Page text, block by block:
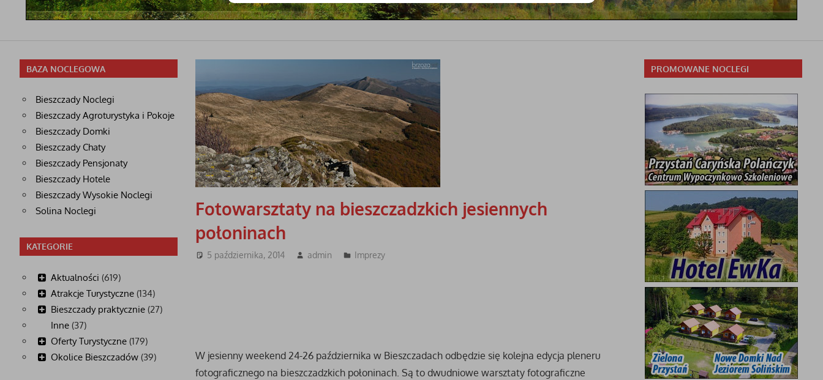
Fotowarsztaty na bieszczadzkich jesiennych
połoninach
5 października, 2014 admin Imprezy
W jesienny weekend 24-26 października w Bieszczadach odbędzie się kolejna edycja pleneru
fotograficznego na bieszczadzkich połoninach. Są to dwudniowe warsztaty fotograficzne
BAZA NOCLEGOWA
Bieszczady Noclegi
Bieszczady Agroturystyka i Pokoje
Bieszczady Domki
Bieszczady Chaty
Bieszczady Pensjonaty
Bieszczady Hotele
Bieszczady Wysokie Noclegi
Solina Noclegi
KATEGORIE
Aktualności (619)
Atrakcje Turystyczne(134)
Bieszczady praktycznie(27)
Inne(37)
Oferty Turystyczne(179)
Okolice Bieszczadów(39)
PROMOWANE NOCLEGI